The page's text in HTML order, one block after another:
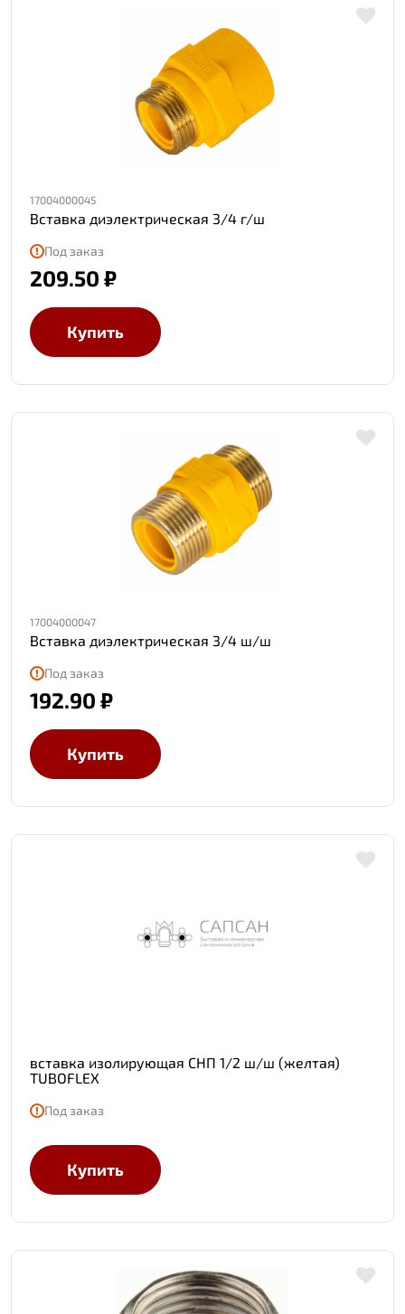
17004000045
Вставка диэлектрическая 3/4 г/ш
Под заказ
209.50 ₽
Купить
17004000047
Вставка диэлектрическая 3/4 ш/ш
Под заказ
192.90 ₽
Купить
вставка изолирующая СНП 1/2 ш/ш (желтая)
TUBOFLEX
Под заказ
Купить